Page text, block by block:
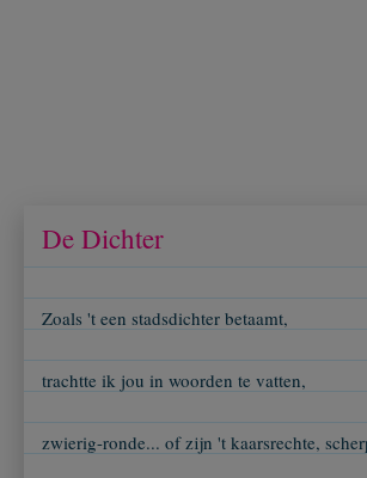
De Dichter
Zoals 't een stadsdichter betaamt,
trachtte ik jou in woorden te vatten,
zwierig-ronde... of zijn 't kaarsrechte,